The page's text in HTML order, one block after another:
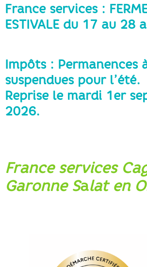
France services :
ESTIVALE du 17 au 28
Impôts : Permanences
suspendues pour l’été.
Reprise le mardi 1er
2026.
France services
Garonne Salat en